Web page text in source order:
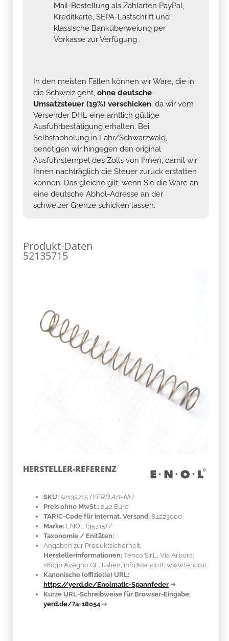
Mail-Bestellung als Zahlarten PayPal,
Kreditkarte, SEPA-Lastschrift und
klassische Banküberweiung per
Vorkasse zur Verfügung .
In den meisten Fällen können wir Ware, die in
die Schweiz geht, ohne deutsche
Umsatzsteuer (19%) verschicken, da wir vom
Versender DHL eine amtlich gültige
Ausfuhrbestätigung erhalten. Bei
Selbstabholung in Lahr/Schwarzwald,
benötigen wir hingegen den original
Ausfuhrstempel des Zolls von Ihnen, damit wir
Ihnen nachträglich die Steuer zurück erstatten
können. Das gleiche gilt, wenn Sie die Ware an
eine deutsche Abhol-Adresse an der
schweizer Grenze schicken lassen.
Produkt-Daten
52135715
HERSTELLER-REFERENZ
SKU: 52135715 (YERD Art-Nr.)
Preis ohne MwSt.: 2.42 Euro
TARIC-Code für internat. Versand: 84223000
Marke: ENOL (35715) /
Taxonomie / Enitäten:
Angaben zur Produktsicherheit
Herstellerinformationen: Tenco S.r.L; Via Arbora;
16030 Avegno GE; Italien; info@tenco.it; www.tenco.it
Kanonische (offizielle) URL:
https://yerd.de/Enolmatic-Spannfeder ➔
Kurze URL-Schreibweise für Browser-Eingabe:
yerd.de/?a=18054 ➔